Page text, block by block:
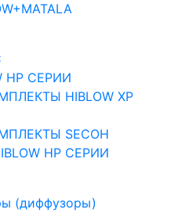
HP СЕРИИ
HIBLOW XP
SECOH
HP СЕРИИ
(диффузоры)